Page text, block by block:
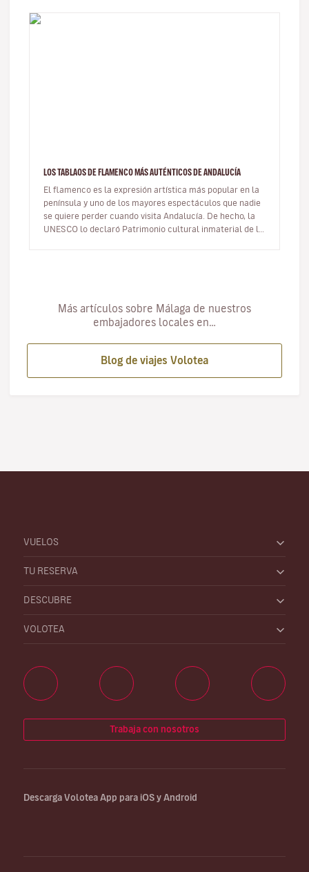
LOS TABLAOS DE FLAMENCO MÁS AUTÉNTICOS DE ANDALUCÍA
El flamenco es la expresión artística más popular en la
península y uno de los mayores espectáculos que nadie
se quiere perder cuando visita Andalucía. De hecho, la
UNESCO lo declaró Patrimonio cultural inmaterial de la
Más artículos sobre Málaga de nuestros
embajadores locales en…
Blog de viajes Volotea
VUELOS
TU RESERVA
DESCUBRE
VOLOTEA
Trabaja con nosotros
Descarga Volotea App para iOS y Android